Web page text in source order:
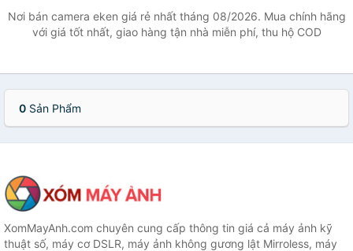
Nơi bán camera eken giá rẻ nhất tháng 08/2026. Mua chính hãng
với giá tốt nhất, giao hàng tận nhà miễn phí, thu hộ COD
0 Sản Phẩm
XomMayAnh.com chuyên cung cấp thông tin giá cả máy ảnh kỹ
thuật số, máy cơ DSLR, máy ảnh không gương lật Mirroless, máy